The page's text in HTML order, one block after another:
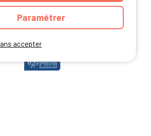
accepter
Paramétrer